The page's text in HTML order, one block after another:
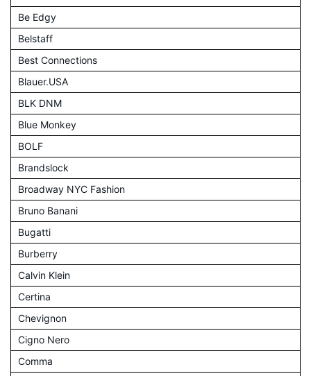
Be Edgy
Belstaff
Best Connections
Blauer.USA
BLK DNM
Blue Monkey
BOLF
Brandslock
Broadway NYC Fashion
Bruno Banani
Bugatti
Burberry
Calvin Klein
Certina
Chevignon
Cigno Nero
Comma